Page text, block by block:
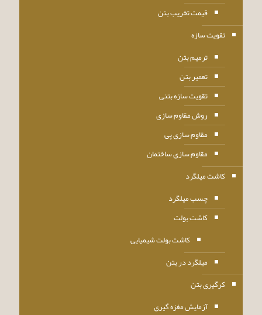
قیمت تخریب بتن
تقویت سازه
ترمیم بتن
تعمیر بتن
تقویت سازه بتنی
روش مقاوم سازی
مقاوم سازی پی
مقاوم سازی ساختمان
کاشت میلگرد
چسب میلگرد
کاشت بولت
کاشت بولت شیمیایی
میلگرد در بتن
کرگیری بتن
آزمایش مغزه گیری